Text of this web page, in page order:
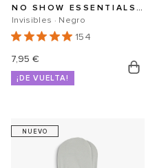
NO SHOW ESSENTIALS SECOND SKIN
Invisibles · Negro
154
Precio
habitual
7,95 €
¡DE VUELTA!
NUEVO